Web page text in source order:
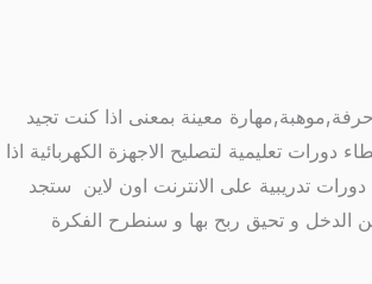
معينة بمعنى اذا كنت تجيد
تعليمية لتصليح الاجهزة الكهربائية اذا
تدريبية على الانترنت اون لاين ستجد
الدخل و تحيق ربح بها و سنطرح الفكرة